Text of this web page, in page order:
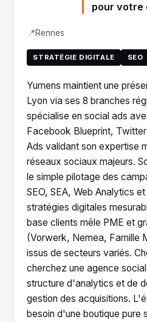
pour votre
📍Rennes
STRATÉGIE DIGITALE SEO
Yumens maintient une
Lyon via ses 8 branches
spécialise en social ads
Facebook Blueprint,
Ads validant son expertise
réseaux sociaux majeurs.
le simple pilotage des
SEO, SEA, Web Analytics
stratégies digitales
base clients mêle PME et
(Vorwerk, Nemea, Famille
issus de secteurs variés.
cherchez une agence
structure d'analytics et de
gestion des acquisitions.
besoin d'une boutique pure